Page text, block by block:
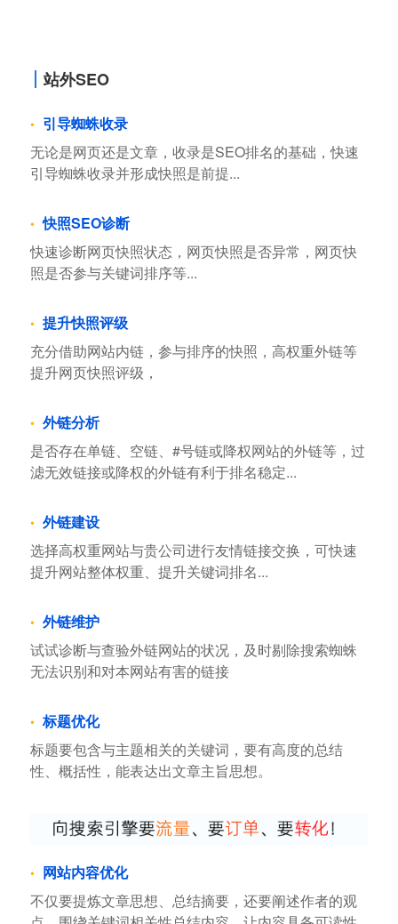
站外SEO
无论是网页还是文章，收录是SEO排名的基础，快速
引导蜘蛛收录并形成快照是前提...
快速诊断网页快照状态，网页快照是否异常，网页快
照是否参与关键词排序等...
充分借助网站内链，参与排序的快照，高权重外链等
提升网页快照评级，
是否存在单链、空链、#号链或降权网站的外链等，过
滤无效链接或降权的外链有利于排名稳定...
选择高权重网站与贵公司进行友情链接交换，可快速
提升网站整体权重、提升关键词排名...
试试诊断与查验外链网站的状况，及时剔除搜索蜘蛛
无法识别和对本网站有害的链接
标题要包含与主题相关的关键词，要有高度的总结
性、概括性，能表达出文章主旨思想。